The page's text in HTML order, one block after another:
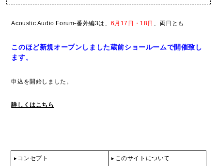
Acoustic Audio Forum-番外編3は、 6月17日・18日 、両日とも
このほど新規オープンしました蔵前ショールームで開催致し
ます。
申込を開始しました。
詳しくはこちら
コンセプト このサイトについて